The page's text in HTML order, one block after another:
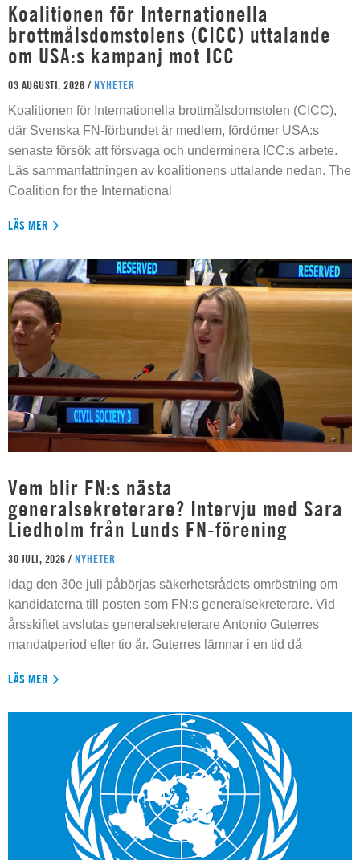
Koalitionen för Internationella
brottmålsdomstolens (CICC) uttalande
om USA:s kampanj mot ICC
03 AUGUSTI, 2026 / NYHETER
Koalitionen för Internationella brottmålsdomstolen (CICC),
där Svenska FN-förbundet är medlem, fördömer USA:s
senaste försök att försvaga och underminera ICC:s arbete.
Läs sammanfattningen av koalitionens uttalande nedan. The
Coalition for the International
LÄS MER
Vem blir FN:s nästa
generalsekreterare? Intervju med Sara
Liedholm från Lunds FN-förening
30 JULI, 2026 / NYHETER
Idag den 30e juli påbörjas säkerhetsrådets omröstning om
kandidaterna till posten som FN:s generalsekreterare. Vid
årsskiftet avslutas generalsekreterare Antonio Guterres
mandatperiod efter tio år. Guterres lämnar i en tid då
LÄS MER